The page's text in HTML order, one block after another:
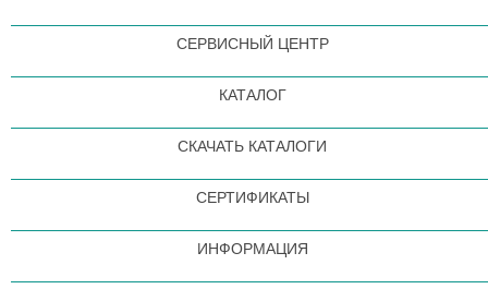
СЕРВИСНЫЙ ЦЕНТР
КАТАЛОГ
СКАЧАТЬ КАТАЛОГИ
СЕРТИФИКАТЫ
ИНФОРМАЦИЯ